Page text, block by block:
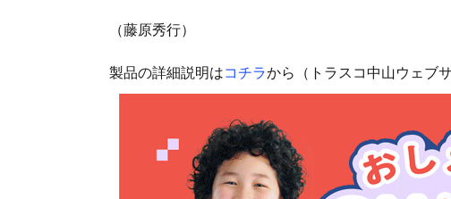
（藤原秀行）
製品の詳細説明はコチラから（トラスコ中山ウェブサ